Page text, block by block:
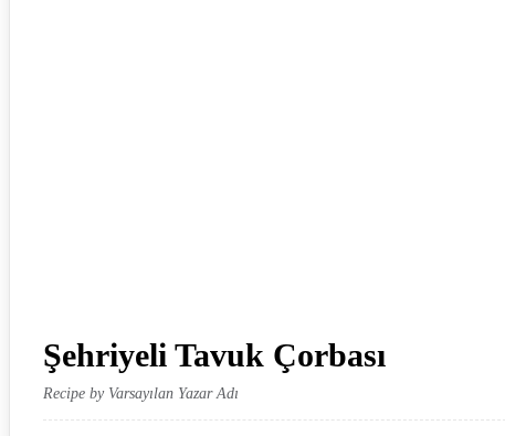
Şehriyeli Tavuk Çorbası
Recipe by Varsayılan Yazar Adı